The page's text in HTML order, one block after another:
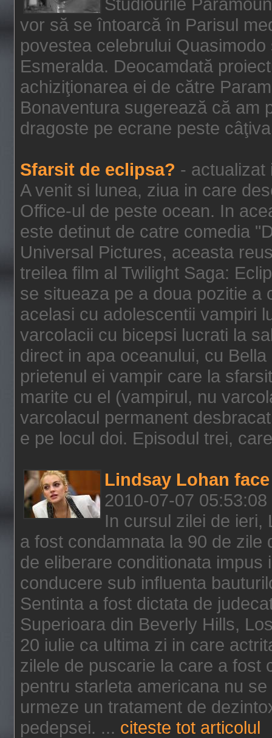
vor să se întoarcă în Parisul
povestea celebrului
Esmeralda. Deocamdată
achiziţionarea ei de către
Bonaventura sugerează că am
dragoste pe ecrane peste
Sfarsit de eclipsa? - actualizat
A venit si lunea, ziua in care
Office-ul de peste ocean. In
este detinut de catre comedia
Universal Pictures, aceasta
treilea film al Twilight Saga:
se situeaza pe a doua pozitie a
acelasi cu adolescentii vampiri
varcolacii cu bicepsi lucrati la
direct in apa oceanului, cu
prietenul ei vampir care la
marite cu el (vampirul, nu
varcolacul permanent
e pe locul doi. Episodul trei,
Lindsay Lohan
2010-07-07 05:53:08
In cursul zilei de ieri,
a fost condamnata la 90 de
de eliberare conditionata
conducere sub influenta
Sentinta a fost dictata de
Superioara din Beverly Hills,
20 iulie ca ultima zi in care
zilele de puscarie la care a fost
pentru starleta americana nu
urmeze un tratament de
pedepsei. ... citeste tot articolul